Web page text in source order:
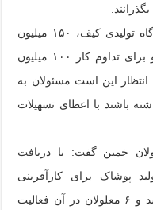
وی ادامه داد: به منظور راه اندازی کارگاه تولیدی کیف، ۱۵۰ میلیون
ریال تسهیلات اعطا شد که ناکافی بود و برای تداوم کار ۱۰۰ میلیون
انتظار این است مسئولان به
باشند با اعطای تسهیلات
خمین گفت: با دریافت
تولید پوشاک برای کارآفرینی
معلولان در این شهرستان راه اندازی شد و ۶ معلولان در آن فعالیت